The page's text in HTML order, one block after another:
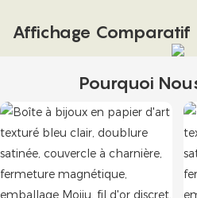
Affichage Comparatif
Pourquoi